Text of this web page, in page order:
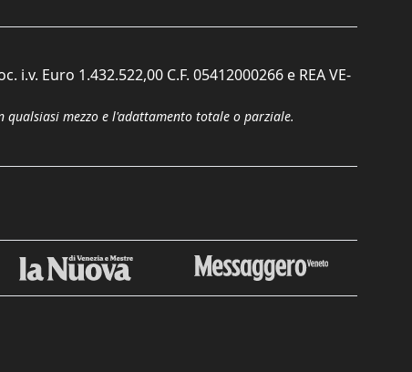
Euro 1.432.522,00 C.F. 05412000266 e REA VE-
mezzo e l'adattamento totale o parziale.